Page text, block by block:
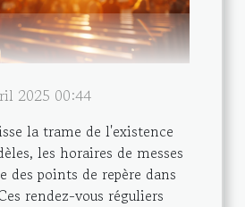
2025 00:44
la trame de l'existence
les horaires de messes
des points de repère dans
rendez-vous réguliers